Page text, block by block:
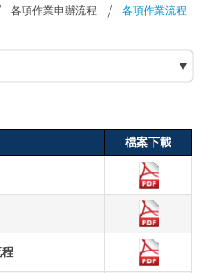
各項作業申辦流程 各項作業流程
檔案下載